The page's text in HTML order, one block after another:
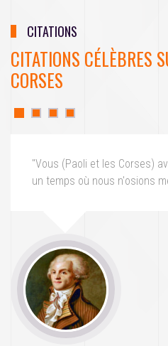
CITATIONS
CITATIONS CÉLÈBRES
CORSES
"Vous (Paoli et les Corses)
un temps où nous n'osions